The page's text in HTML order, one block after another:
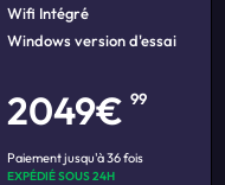
Wifi Intégré
Windows version d'essai
2049€99
Paiement jusqu'à 36 fois
EXPÉDIÉ SOUS 24H